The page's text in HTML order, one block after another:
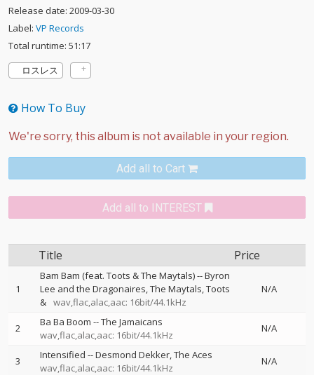
Release date: 2009-03-30
Label: VP Records
Total runtime: 51:17
ロスレス
How To Buy
Add all to Cart
Add all to INTEREST
Title Price
1
Bam Bam (feat. Toots & The Maytals)--Byron
Lee and the Dragonaires The Maytals Toots
& wav,flac,alac,aac: 16bit/44.1kHz
N/A
2 Ba Ba Boom --The Jamaicans
wav,flac,alac,aac: 16bit/44.1kHz
N/A
3 Intensified --Desmond Dekker The Aces
wav,flac,alac,aac: 16bit/44.1kHz
N/A